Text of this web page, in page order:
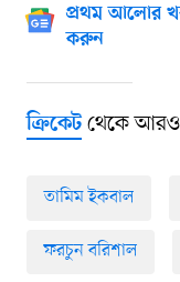
প্রথম আলোর
করুন
ক্রিকেটথেকে
তামিম ইকবাল
ফরচুন বরিশাল